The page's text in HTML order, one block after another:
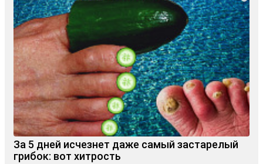
За 5 дней исчезнет даже самый застарелый
грибок: вот хитрость